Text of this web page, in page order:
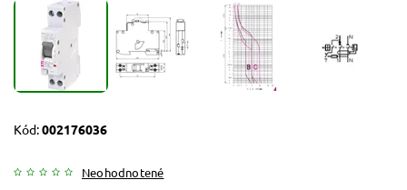
Kód:002176036
Neohodnotené